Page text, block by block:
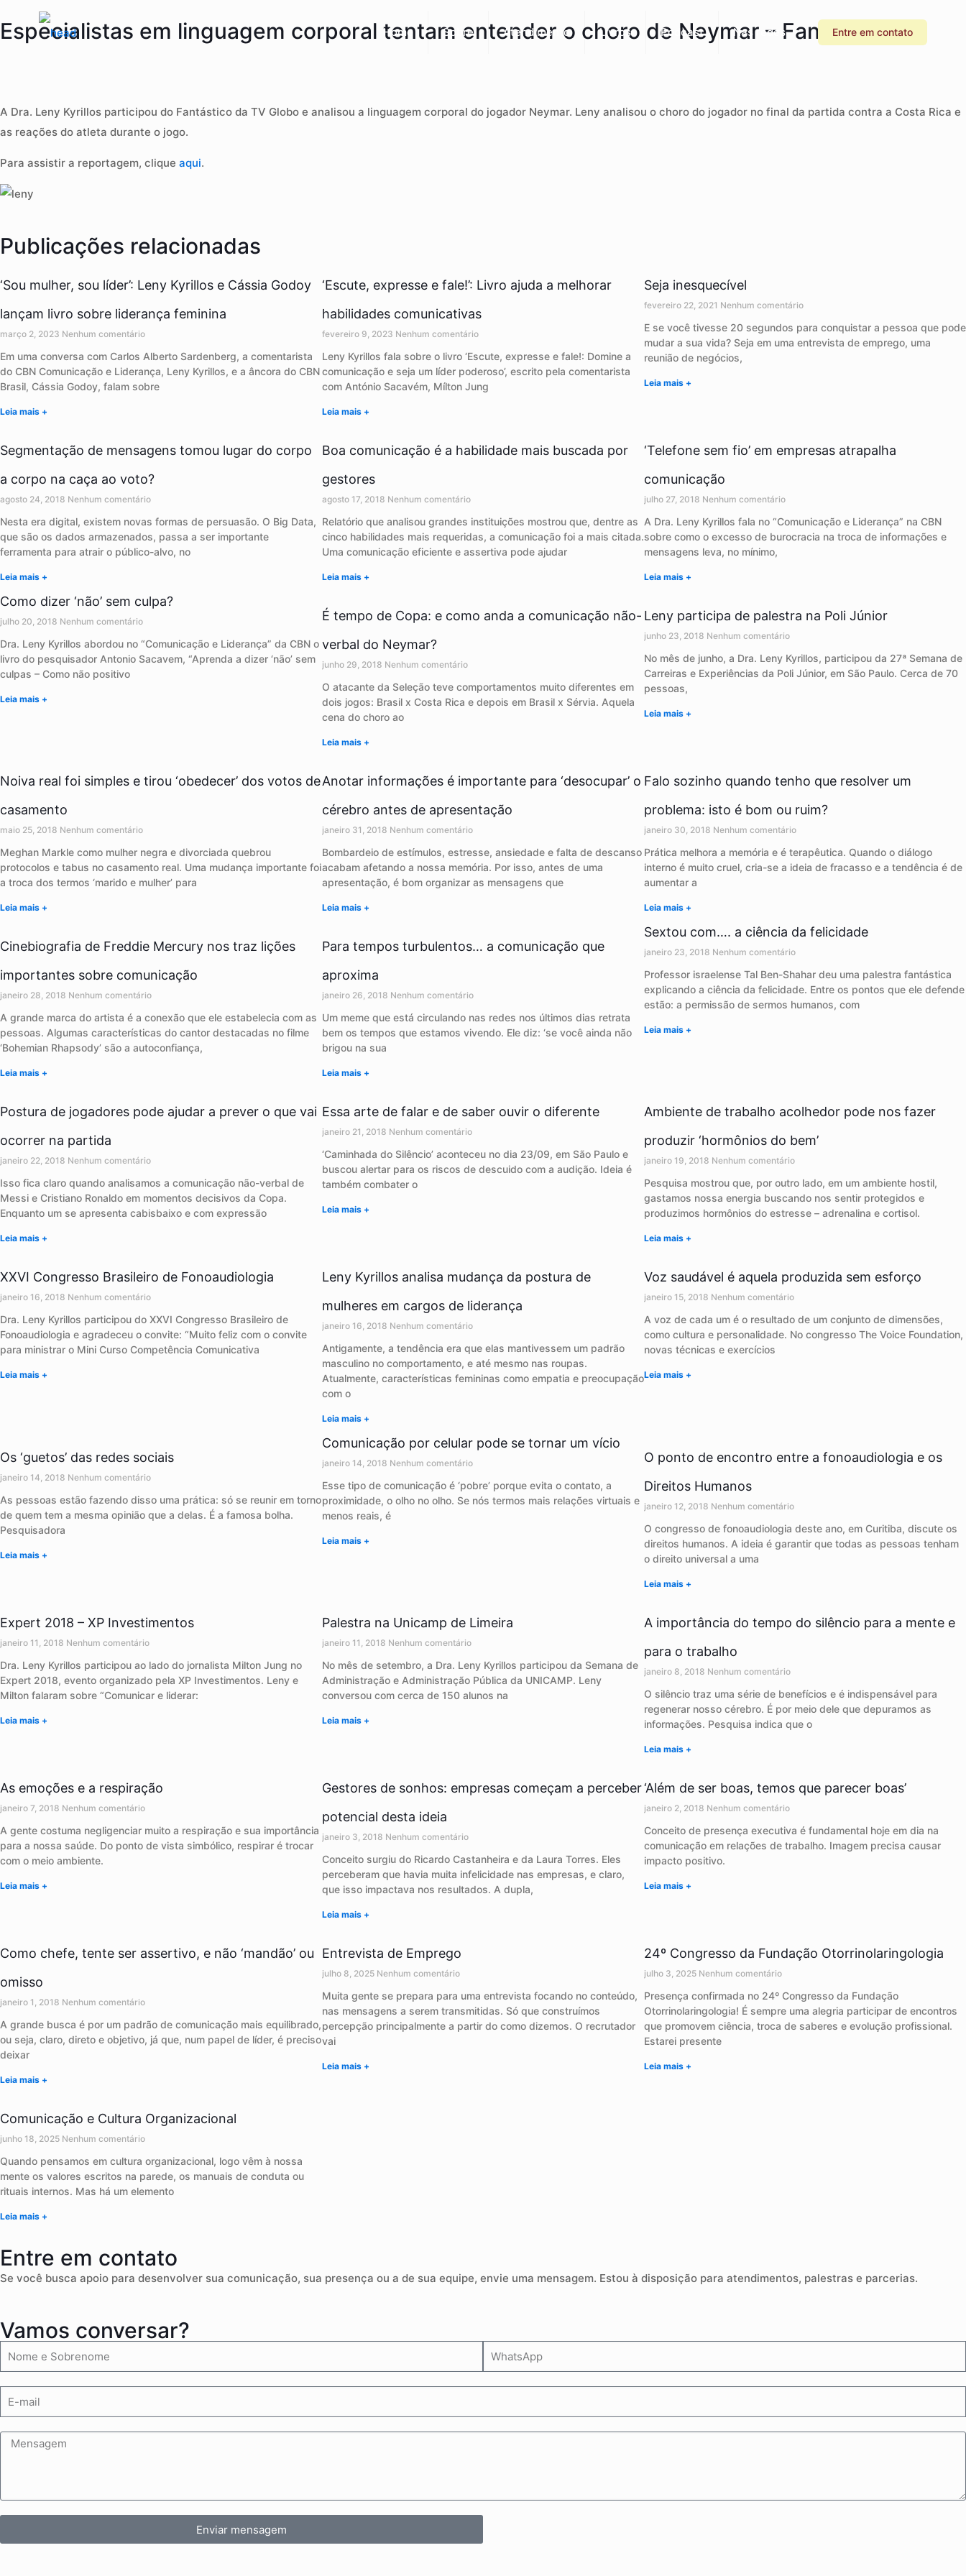
Home Sobre Atendimento Livros Podcast Nas redes Entre em contato
Especialistas em linguagem corporal tentam entender o choro de Neymar – Fantástico
A Dra. Leny Kyrillos participou do Fantástico da TV Globo e analisou a linguagem corporal do jogador Neymar. Leny analisou o choro do jogador no final da partida contra a Costa Rica e
as reações do atleta durante o jogo.
Para assistir a reportagem, clique aqui.
Publicações relacionadas
‘Sou mulher, sou líder’: Leny Kyrillos e Cássia Godoy
lançam livro sobre liderança feminina
março 2, 2023 Nenhum comentário
Em uma conversa com Carlos Alberto Sardenberg, a comentarista
do CBN Comunicação e Liderança, Leny Kyrillos, e a âncora do CBN
Brasil, Cássia Godoy, falam sobre
Leia mais +
‘Escute, expresse e fale!’: Livro ajuda a melhorar
habilidades comunicativas
fevereiro 9, 2023 Nenhum comentário
Leny Kyrillos fala sobre o livro ‘Escute, expresse e fale!: Domine a
comunicação e seja um líder poderoso’, escrito pela comentarista
com António Sacavém, Mílton Jung
Leia mais +
Seja inesquecível
fevereiro 22, 2021 Nenhum comentário
E se você tivesse 20 segundos para conquistar a pessoa que pode
mudar a sua vida? Seja em uma entrevista de emprego, uma
reunião de negócios,
Leia mais +
Segmentação de mensagens tomou lugar do corpo
a corpo na caça ao voto?
agosto 24, 2018 Nenhum comentário
Nesta era digital, existem novas formas de persuasão. O Big Data,
que são os dados armazenados, passa a ser importante
ferramenta para atrair o público-alvo, no
Leia mais +
Boa comunicação é a habilidade mais buscada por
gestores
agosto 17, 2018 Nenhum comentário
Relatório que analisou grandes instituições mostrou que, dentre as
cinco habilidades mais requeridas, a comunicação foi a mais citada.
Uma comunicação eficiente e assertiva pode ajudar
Leia mais +
‘Telefone sem fio’ em empresas atrapalha
comunicação
julho 27, 2018 Nenhum comentário
A Dra. Leny Kyrillos fala no “Comunicação e Liderança” na CBN
sobre como o excesso de burocracia na troca de informações e
mensagens leva, no mínimo,
Leia mais +
Como dizer ‘não’ sem culpa?
julho 20, 2018 Nenhum comentário
Dra. Leny Kyrillos abordou no “Comunicação e Liderança” da CBN o
livro do pesquisador Antonio Sacavem, “Aprenda a dizer ‘não’ sem
culpas – Como não positivo
Leia mais +
É tempo de Copa: e como anda a comunicação não-
verbal do Neymar?
junho 29, 2018 Nenhum comentário
O atacante da Seleção teve comportamentos muito diferentes em
dois jogos: Brasil x Costa Rica e depois em Brasil x Sérvia. Aquela
cena do choro ao
Leia mais +
Leny participa de palestra na Poli Júnior
junho 23, 2018 Nenhum comentário
No mês de junho, a Dra. Leny Kyrillos, participou da 27ª Semana de
Carreiras e Experiências da Poli Júnior, em São Paulo. Cerca de 70
pessoas,
Leia mais +
Noiva real foi simples e tirou ‘obedecer’ dos votos de
casamento
maio 25, 2018 Nenhum comentário
Meghan Markle como mulher negra e divorciada quebrou
protocolos e tabus no casamento real. Uma mudança importante foi
a troca dos termos ‘marido e mulher’ para
Leia mais +
Anotar informações é importante para ‘desocupar’ o
cérebro antes de apresentação
janeiro 31, 2018 Nenhum comentário
Bombardeio de estímulos, estresse, ansiedade e falta de descanso
acabam afetando a nossa memória. Por isso, antes de uma
apresentação, é bom organizar as mensagens que
Leia mais +
Falo sozinho quando tenho que resolver um
problema: isto é bom ou ruim?
janeiro 30, 2018 Nenhum comentário
Prática melhora a memória e é terapêutica. Quando o diálogo
interno é muito cruel, cria-se a ideia de fracasso e a tendência é de
aumentar a
Leia mais +
Cinebiografia de Freddie Mercury nos traz lições
importantes sobre comunicação
janeiro 28, 2018 Nenhum comentário
A grande marca do artista é a conexão que ele estabelecia com as
pessoas. Algumas características do cantor destacadas no filme
‘Bohemian Rhapsody’ são a autoconfiança,
Leia mais +
Para tempos turbulentos… a comunicação que
aproxima
janeiro 26, 2018 Nenhum comentário
Um meme que está circulando nas redes nos últimos dias retrata
bem os tempos que estamos vivendo. Ele diz: ‘se você ainda não
brigou na sua
Leia mais +
Sextou com…. a ciência da felicidade
janeiro 23, 2018 Nenhum comentário
Professor israelense Tal Ben-Shahar deu uma palestra fantástica
explicando a ciência da felicidade. Entre os pontos que ele defende
estão: a permissão de sermos humanos, com
Leia mais +
Postura de jogadores pode ajudar a prever o que vai
ocorrer na partida
janeiro 22, 2018 Nenhum comentário
Isso fica claro quando analisamos a comunicação não-verbal de
Messi e Cristiano Ronaldo em momentos decisivos da Copa.
Enquanto um se apresenta cabisbaixo e com expressão
Leia mais +
Essa arte de falar e de saber ouvir o diferente
janeiro 21, 2018 Nenhum comentário
‘Caminhada do Silêncio’ aconteceu no dia 23/09, em São Paulo e
buscou alertar para os riscos de descuido com a audição. Ideia é
também combater o
Leia mais +
Ambiente de trabalho acolhedor pode nos fazer
produzir ‘hormônios do bem’
janeiro 19, 2018 Nenhum comentário
Pesquisa mostrou que, por outro lado, em um ambiente hostil,
gastamos nossa energia buscando nos sentir protegidos e
produzimos hormônios do estresse – adrenalina e cortisol.
Leia mais +
XXVI Congresso Brasileiro de Fonoaudiologia
janeiro 16, 2018 Nenhum comentário
Dra. Leny Kyrillos participou do XXVI Congresso Brasileiro de
Fonoaudiologia e agradeceu o convite: “Muito feliz com o convite
para ministrar o Mini Curso Competência Comunicativa
Leia mais +
Leny Kyrillos analisa mudança da postura de
mulheres em cargos de liderança
janeiro 16, 2018 Nenhum comentário
Antigamente, a tendência era que elas mantivessem um padrão
masculino no comportamento, e até mesmo nas roupas.
Atualmente, características femininas como empatia e preocupação
com o
Leia mais +
Voz saudável é aquela produzida sem esforço
janeiro 15, 2018 Nenhum comentário
A voz de cada um é o resultado de um conjunto de dimensões,
como cultura e personalidade. No congresso The Voice Foundation,
novas técnicas e exercícios
Leia mais +
Os ‘guetos’ das redes sociais
janeiro 14, 2018 Nenhum comentário
As pessoas estão fazendo disso uma prática: só se reunir em torno
de quem tem a mesma opinião que a delas. É a famosa bolha.
Pesquisadora
Leia mais +
Comunicação por celular pode se tornar um vício
janeiro 14, 2018 Nenhum comentário
Esse tipo de comunicação é ‘pobre’ porque evita o contato, a
proximidade, o olho no olho. Se nós termos mais relações virtuais e
menos reais, é
Leia mais +
O ponto de encontro entre a fonoaudiologia e os
Direitos Humanos
janeiro 12, 2018 Nenhum comentário
O congresso de fonoaudiologia deste ano, em Curitiba, discute os
direitos humanos. A ideia é garantir que todas as pessoas tenham
o direito universal a uma
Leia mais +
Expert 2018 – XP Investimentos
janeiro 11, 2018 Nenhum comentário
Dra. Leny Kyrillos participou ao lado do jornalista Milton Jung no
Expert 2018, evento organizado pela XP Investimentos. Leny e
Milton falaram sobre “Comunicar e liderar:
Leia mais +
Palestra na Unicamp de Limeira
janeiro 11, 2018 Nenhum comentário
No mês de setembro, a Dra. Leny Kyrillos participou da Semana de
Administração e Administração Pública da UNICAMP. Leny
conversou com cerca de 150 alunos na
Leia mais +
A importância do tempo do silêncio para a mente e
para o trabalho
janeiro 8, 2018 Nenhum comentário
O silêncio traz uma série de benefícios e é indispensável para
regenerar nosso cérebro. É por meio dele que depuramos as
informações. Pesquisa indica que o
Leia mais +
As emoções e a respiração
janeiro 7, 2018 Nenhum comentário
A gente costuma negligenciar muito a respiração e sua importância
para a nossa saúde. Do ponto de vista simbólico, respirar é trocar
com o meio ambiente.
Leia mais +
Gestores de sonhos: empresas começam a perceber
potencial desta ideia
janeiro 3, 2018 Nenhum comentário
Conceito surgiu do Ricardo Castanheira e da Laura Torres. Eles
perceberam que havia muita infelicidade nas empresas, e claro,
que isso impactava nos resultados. A dupla,
Leia mais +
‘Além de ser boas, temos que parecer boas’
janeiro 2, 2018 Nenhum comentário
Conceito de presença executiva é fundamental hoje em dia na
comunicação em relações de trabalho. Imagem precisa causar
impacto positivo.
Leia mais +
Como chefe, tente ser assertivo, e não ‘mandão’ ou
omisso
janeiro 1, 2018 Nenhum comentário
A grande busca é por um padrão de comunicação mais equilibrado,
ou seja, claro, direto e objetivo, já que, num papel de líder, é preciso
deixar
Leia mais +
Entrevista de Emprego
julho 8, 2025 Nenhum comentário
Muita gente se prepara para uma entrevista focando no conteúdo,
nas mensagens a serem transmitidas. Só que construímos
percepção principalmente a partir do como dizemos. O recrutador
vai
Leia mais +
24º Congresso da Fundação Otorrinolaringologia
julho 3, 2025 Nenhum comentário
Presença confirmada no 24º Congresso da Fundação
Otorrinolaringologia! É sempre uma alegria participar de encontros
que promovem ciência, troca de saberes e evolução profissional.
Estarei presente
Leia mais +
Comunicação e Cultura Organizacional
junho 18, 2025 Nenhum comentário
Quando pensamos em cultura organizacional, logo vêm à nossa
mente os valores escritos na parede, os manuais de conduta ou
rituais internos. Mas há um elemento
Leia mais +
Entre em contato
Se você busca apoio para desenvolver sua comunicação, sua presença ou a de sua equipe, envie uma mensagem. Estou à disposição para atendimentos, palestras e parcerias.
Vamos conversar?
Enviar mensagem